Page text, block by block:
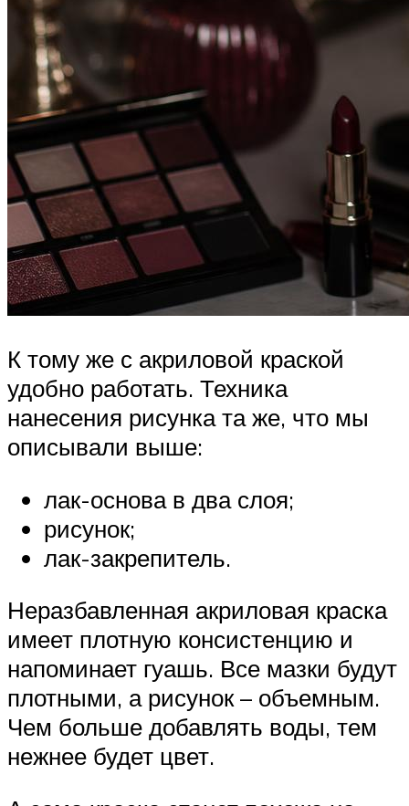
К тому же с акриловой краской
удобно работать. Техника
нанесения рисунка та же, что мы
описывали выше:
лак-основа в два слоя;
рисунок;
лак-закрепитель.
Неразбавленная акриловая краска
имеет плотную консистенцию и
напоминает гуашь. Все мазки будут
плотными, а рисунок – объемным.
Чем больше добавлять воды, тем
нежнее будет цвет.